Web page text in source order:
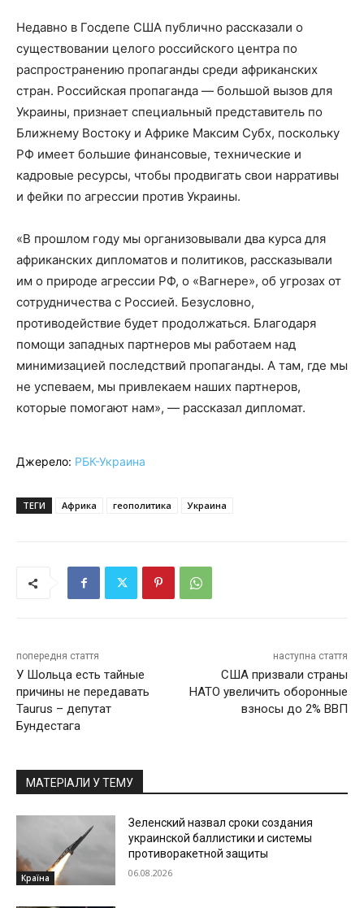
Недавно в Госдепе США публично рассказали о
существовании целого российского центра по
распространению пропаганды среди африканских
стран. Российская пропаганда — большой вызов для
Украины, признает специальный представитель по
Ближнему Востоку и Африке Максим Субх, поскольку
РФ имеет большие финансовые, технические и
кадровые ресурсы, чтобы продвигать свои нарративы
и фейки по агрессии против Украины.
«В прошлом году мы организовывали два курса для
африканских дипломатов и политиков, рассказывали
им о природе агрессии РФ, о «Вагнере», об угрозах от
сотрудничества с Россией. Безусловно,
противодействие будет продолжаться. Благодаря
помощи западных партнеров мы работаем над
минимизацией последствий пропаганды. А там, где мы
не успеваем, мы привлекаем наших партнеров,
которые помогают нам», — рассказал дипломат.
Джерело: РБК-Украина
ТЕГИ Африка геополитика Украина
попередня стаття
У Шольца есть тайные
причины не передавать
Taurus – депутат
Бундестага
наступна стаття
США призвали страны
НАТО увеличить оборонные
взносы до 2% ВВП
МАТЕРІАЛИ У ТЕМУ
Країна
Зеленский назвал сроки создания
украинской баллистики и системы
противоракетной защиты
06.08.2026